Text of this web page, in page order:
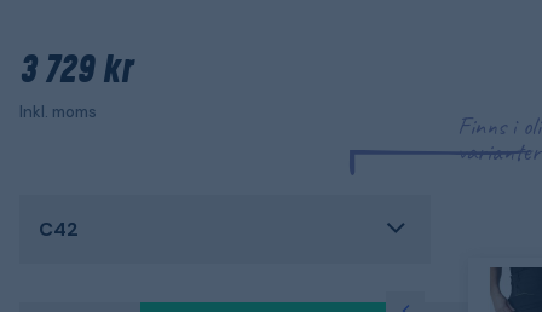
3 729 kr
Inkl. moms
Finns i
varianter
C42